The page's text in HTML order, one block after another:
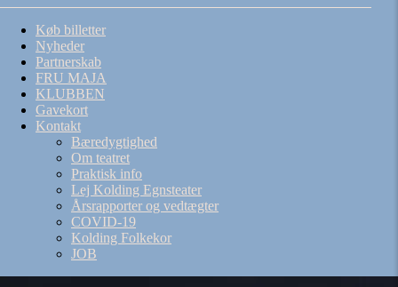
Køb billetter
Nyheder
Partnerskab
FRU MAJA
KLUBBEN
Gavekort
Kontakt
Bæredygtighed
Om teatret
Praktisk info
Lej Kolding Egnsteater
Årsrapporter og vedtægter
COVID-19
Kolding Folkekor
JOB